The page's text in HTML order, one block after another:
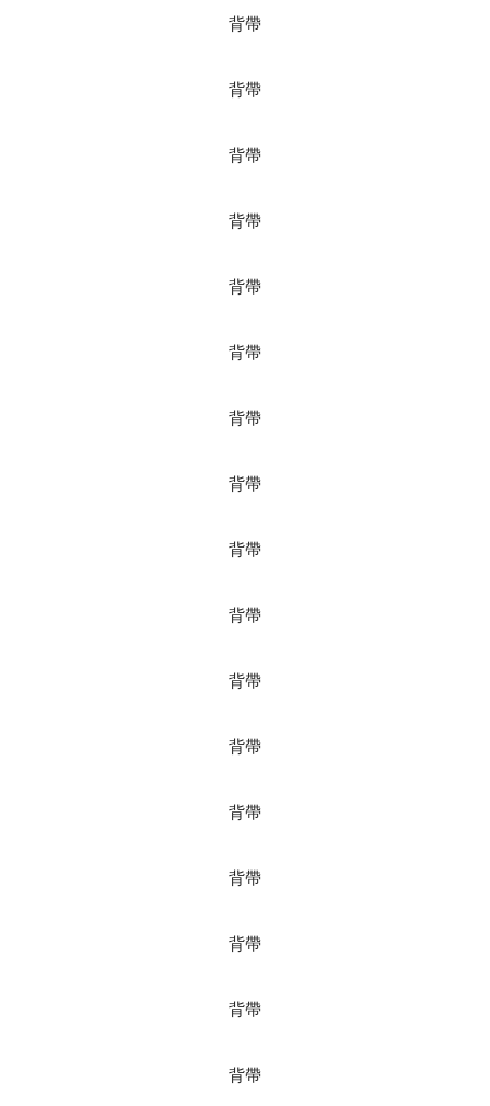
背帶
背帶
背帶
背帶
背帶
背帶
背帶
背帶
背帶
背帶
背帶
背帶
背帶
背帶
背帶
背帶
背帶